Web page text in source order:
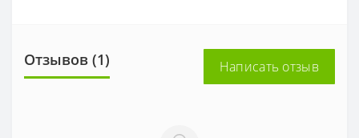
Отзывов (1) Написать отзыв